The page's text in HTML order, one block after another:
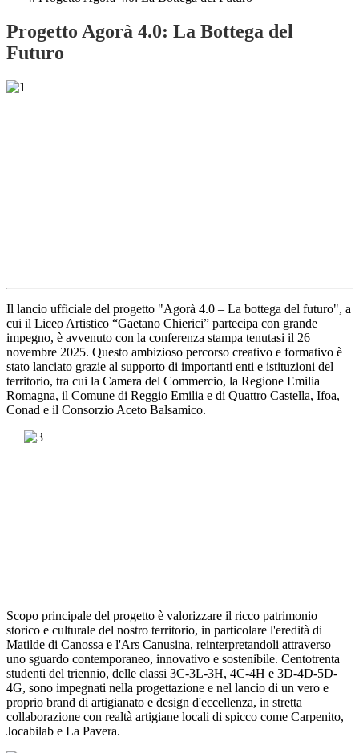
Progetto Agorà 4.0: La Bottega del
Futuro
Il lancio ufficiale del progetto "Agorà 4.0 – La bottega del futuro", a
cui il Liceo Artistico “Gaetano Chierici” partecipa con grande
impegno, è avvenuto con la conferenza stampa tenutasi il 26
novembre 2025. Questo ambizioso percorso creativo e formativo è
stato lanciato grazie al supporto di importanti enti e istituzioni del
territorio, tra cui la Camera del Commercio, la Regione Emilia
Romagna, il Comune di Reggio Emilia e di Quattro Castella, Ifoa,
Conad e il Consorzio Aceto Balsamico.
Scopo principale del progetto è valorizzare il ricco patrimonio
storico e culturale del nostro territorio, in particolare l'eredità di
Matilde di Canossa e l'Ars Canusina, reinterpretandoli attraverso
uno sguardo contemporaneo, innovativo e sostenibile. Centotrenta
studenti del triennio, delle classi 3C-3L-3H, 4C-4H e 3D-4D-5D-
4G, sono impegnati nella progettazione e nel lancio di un vero e
proprio brand di artigianato e design d'eccellenza, in stretta
collaborazione con realtà artigiane locali di spicco come Carpenito,
Jocabilab e La Pavera.